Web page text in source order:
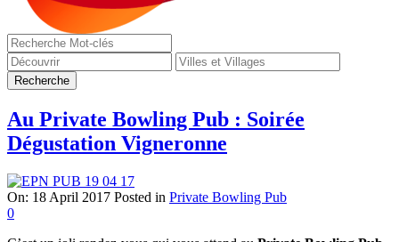
Au Private Bowling Pub : Soirée
Dégustation Vigneronne
On: 18 April 2017 Posted in Private Bowling Pub
0